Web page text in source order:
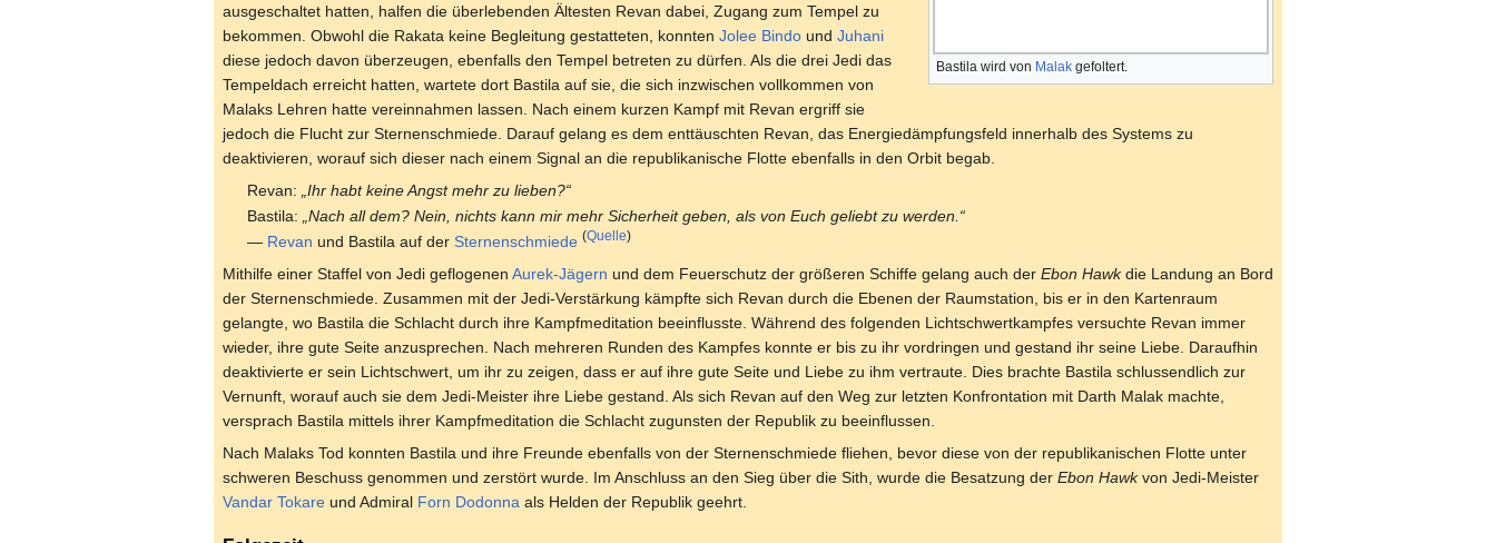
Bastila wird von Malak gefoltert.
ausgeschaltet hatten, halfen die überlebenden Ältesten Revan dabei, Zugang zum Tempel zu
bekommen. Obwohl die Rakata keine Begleitung gestatteten, konnten Jolee Bindo und Juhani
diese jedoch davon überzeugen, ebenfalls den Tempel betreten zu dürfen. Als die drei Jedi das
Tempeldach erreicht hatten, wartete dort Bastila auf sie, die sich inzwischen vollkommen von
Malaks Lehren hatte vereinnahmen lassen. Nach einem kurzen Kampf mit Revan ergriff sie
jedoch die Flucht zur Sternenschmiede. Darauf gelang es dem enttäuschten Revan, das Energiedämpfungsfeld innerhalb des Systems zu
deaktivieren, worauf sich dieser nach einem Signal an die republikanische Flotte ebenfalls in den Orbit begab.
Revan:
„Ihr habt keine Angst mehr zu lieben?“
Bastila:
„Nach all dem? Nein, nichts kann mir mehr Sicherheit geben, als von Euch geliebt zu werden.“
— Revan und Bastila auf derSternenschmiede (Quelle)
Mithilfe einer Staffel von Jedi geflogenen Aurek-Jägern und dem Feuerschutz der größeren Schiffe gelang auch der Ebon Hawkdie Landung an Bord
der Sternenschmiede. Zusammen mit der Jedi-Verstärkung kämpfte sich Revan durch die Ebenen der Raumstation, bis er in den Kartenraum
gelangte, wo Bastila die Schlacht durch ihre Kampfmeditation beeinflusste. Während des folgenden Lichtschwertkampfes versuchte Revan immer
wieder, ihre gute Seite anzusprechen. Nach mehreren Runden des Kampfes konnte er bis zu ihr vordringen und gestand ihr seine Liebe. Daraufhin
deaktivierte er sein Lichtschwert, um ihr zu zeigen, dass er auf ihre gute Seite und Liebe zu ihm vertraute. Dies brachte Bastila schlussendlich zur
Vernunft, worauf auch sie dem Jedi-Meister ihre Liebe gestand. Als sich Revan auf den Weg zur letzten Konfrontation mit Darth Malak machte,
versprach Bastila mittels ihrer Kampfmeditation die Schlacht zugunsten der Republik zu beeinflussen.
Nach Malaks Tod konnten Bastila und ihre Freunde ebenfalls von der Sternenschmiede fliehen, bevor diese von der republikanischen Flotte unter
schweren Beschuss genommen und zerstört wurde. Im Anschluss an den Sieg über die Sith, wurde die Besatzung der Ebon Hawkvon Jedi-Meister
Vandar Tokare und Admiral Forn Dodonna als Helden der Republik geehrt.